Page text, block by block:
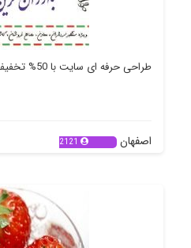
طراحی حرفه ای سایت با 50% تخفیف
اصفهان 2121